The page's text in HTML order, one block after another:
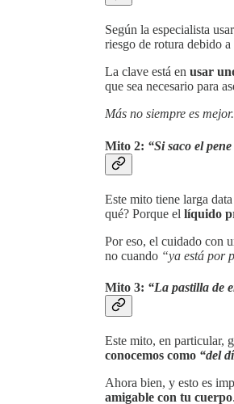
Según la especialista
riesgo de rotura debido
La clave está en usar
que sea necesario para
Más no siempre es mejor.
Mito 2: “Si saco el
Este mito tiene larga
qué? Porque el líquido
Por eso, el cuidado con
no cuando “ya está por
Mito 3: “La pastilla de
Este mito, en particular,
conocemos como “del
Ahora bien, y esto es
amigable con tu cuerpo.